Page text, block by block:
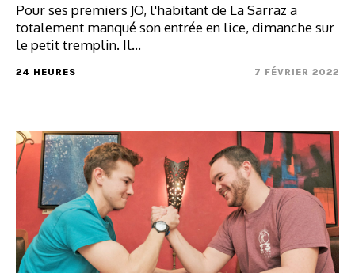
Pour ses premiers JO, l'habitant de La Sarraz a
totalement manqué son entrée en lice, dimanche sur
le petit tremplin. Il...
24 HEURES 7 FÉVRIER 2022